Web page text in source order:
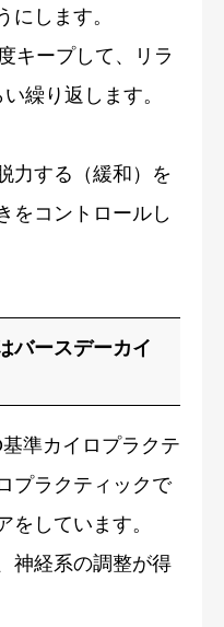
にします。
キープして、リラ
繰り返します。
力する（緩和）を
をコントロールし
バースデーカイ
準カイロプラクテ
プラクティックで
をしています。
神経系の調整が得